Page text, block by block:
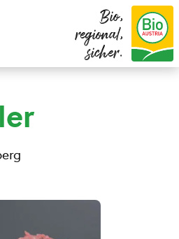
Bio,
regional,
sicher.